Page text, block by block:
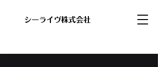
​シーライヴ株式会社